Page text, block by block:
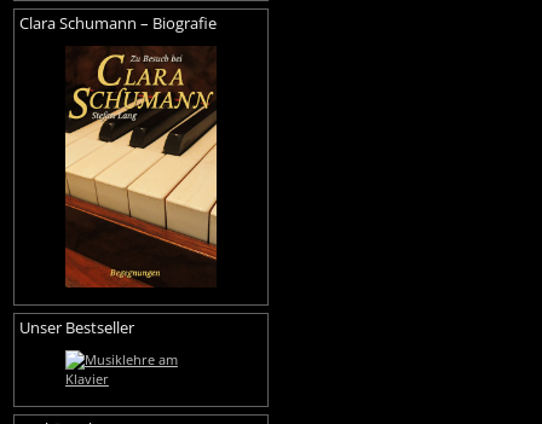
Clara Schumann – Biografie
Unser Bestseller